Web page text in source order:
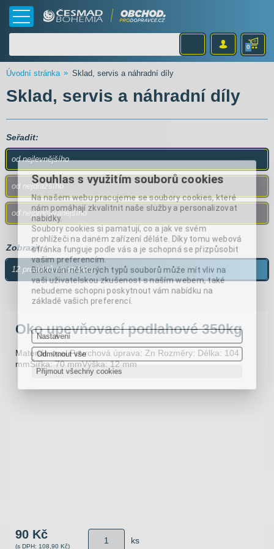
0
Úvodní stránka Sklad, servis a náhradní díly
Sklad, servis a náhradní díly
Seřadit:
od nejlevnějšího
od nejdražšího
od nejprodávanějšího
Zobrazit:
12 produktů na stránku
Oko upevňovací podlahové 350kg
Materiál: ocel Povrchová úprava: Zn Rozměry: Délka: 104
mmŠířka: 70 mmVýška: 12 mm
90 Kč
(s DPH: 108,90 Kč)
ks
Souhlas s využitím souborů cookies
Na našem webu pracujeme se soubory cookies, které
nám pomáhají zkvalitnit naše služby a personalizovat
nabídky.
Soubory cookies si pamatují, co a jak ve svém
prohlížeči na daném zařízení děláte. Díky tomu webová
stránka funguje podle vás a je schopná se přizpůsobit
vašim preferencím.
Blokování některých typů souborů může mít vliv na
vaši uživatelskou zkušenost s naším webem, také
nebudeme schopni poskytnout vám nabídku na
základě vašich preferencí.
Nastavení
Odmítnout vše
Přijmout všechny cookies